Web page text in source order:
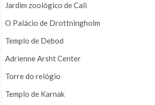
Jardim zoológico de Cali
O Palácio de Drottningholm
Templo de Debod
Adrienne Arsht Center
Torre do relógio
Templo de Karnak